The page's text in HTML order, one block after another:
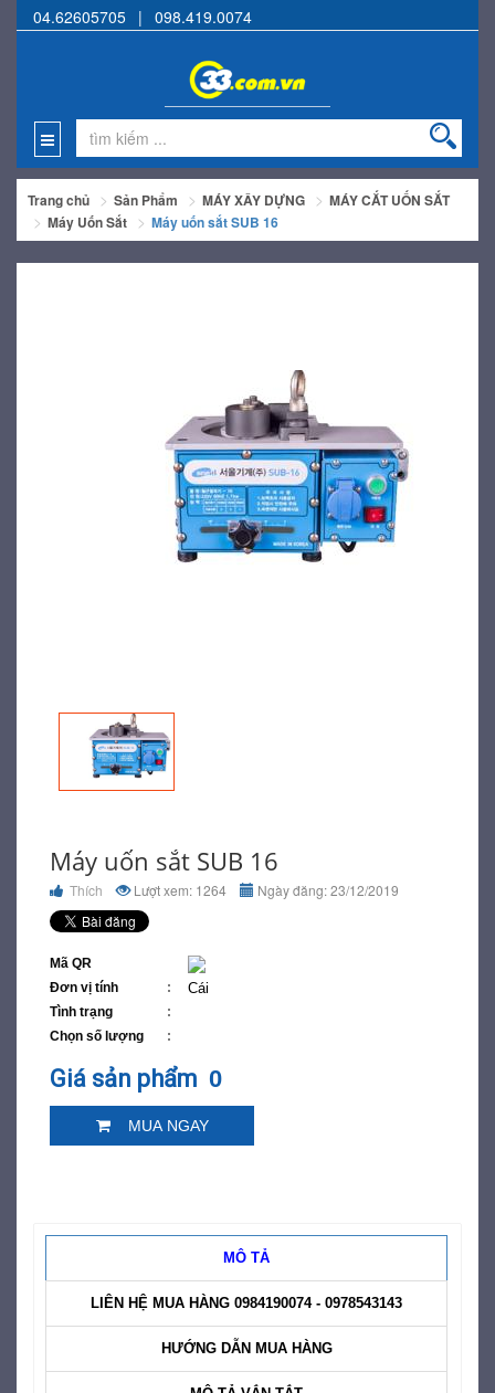
04.62605705 | 098.419.0074
Trang chủ Sản Phẩm MÁY XÂY DỰNG
MÁY CẮT UỐN SẮT
Máy Uốn Sắt
Máy uốn sắt SUB 16
Máy uốn sắt SUB 16
Thích Lượt xem: 1264 Ngày đăng: 23/12/2019
Mã QR
Đơn vị tính
Cái
Tình trạng
Chọn số lượng
Giá sản phẩm 0
MUA NGAY
MÔ TẢ
LIÊN HỆ MUA HÀNG 0984190074 - 0978543143
HƯỚNG DẪN MUA HÀNG